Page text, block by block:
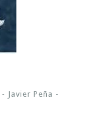
- Javier Peña -